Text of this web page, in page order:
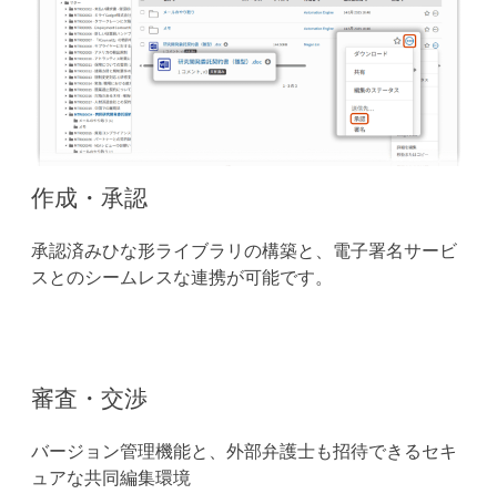
作成・承認
承認済みひな形ライブラリの構築と、電子署名サービ
スとのシームレスな連携が可能です。
審査・交渉
バージョン管理機能と、外部弁護士も招待できるセキ
ュアな共同編集環境